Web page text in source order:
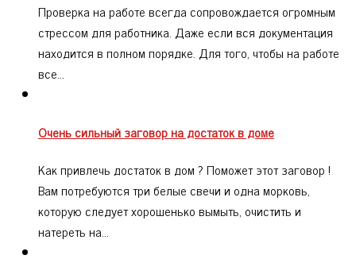
Проверка на работе всегда сопровождается огромным
стрессом для работника. Даже если вся документация
находится в полном порядке. Для того, чтобы на работе
все…
Очень сильный заговор на достаток в доме
Как привлечь достаток в дом ? Поможет этот заговор !
Вам потребуются три белые свечи и одна морковь,
которую следует хорошенько вымыть, очистить и
натереть на…